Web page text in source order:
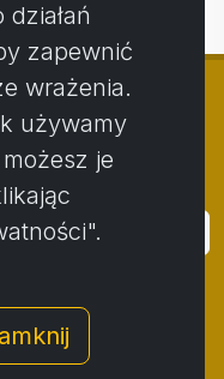
Activstar
Zaloguj się
Polityka prywatności
Protokół reklamacji
zapewnić
wrażenia.
używamy
je